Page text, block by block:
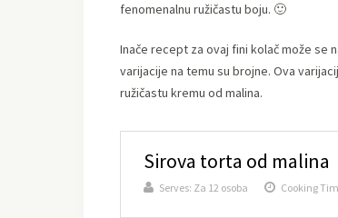
fenomenalnu ružičastu boju. 🙂
Inače recept za ovaj fini kolač može se
varijacije na temu su brojne. Ova
ružičastu kremu od malina.
Sirova torta od malina
Serves: Za 12 osoba Cooking